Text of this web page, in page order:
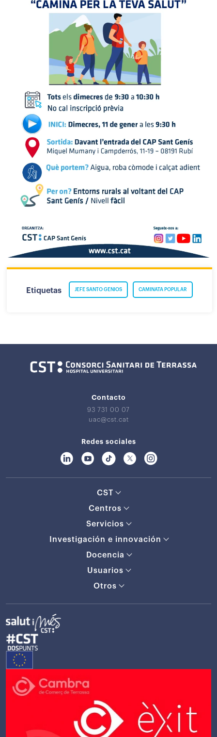
Etiquetas CAMINATA POPULAR
JEFE SANTO GENIOS
Contacto
93 731 00 07
uac@cst.cat
Redes sociales
CST
Centros
Servicios
Investigación e innovación
Docencia
Usuarios
Otros